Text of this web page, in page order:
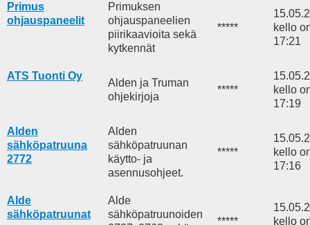
Primus
ohjauspaneelit
Primuksen
ohjauspaneelien
piirikaavioita sekä
kytkennät
*****
kello
17:21
ATS Tuonti Oy
Alden ja Truman
ohjekirjoja
*****
kello
17:19
Alden
sähköpatruuna
2772
Alden
sähköpatruunan
käytto- ja
asennusohjeet.
*****
kello
17:16
Alde
sähköpatruunat
Alde
sähköpatruunoiden
*****
kello